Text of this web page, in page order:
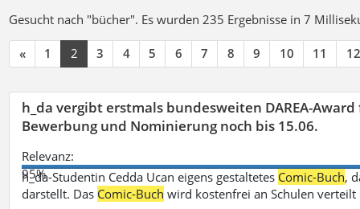
Gesucht nach "bücher". Es wurden 235 Ergebnisse in 7
« 1 2 3 4 5 6 7 8 9 10 11 12
h_da vergibt erstmals bundesweiten DAREA-
Bewerbung und Nominierung noch bis 15.06.
Relevanz:
95%
h_da-Studentin Cedda Ucan eigens gestaltetes Comic-Buch,
darstellt. Das Comic-Buch wird kostenfrei an Schulen